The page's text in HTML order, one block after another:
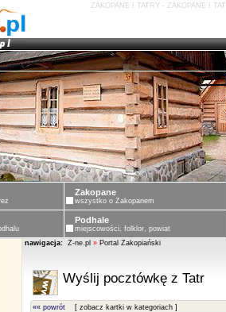
ZAKOPANE I TATRY - ZAKOPANE I
Zakopane
wszystko o Zakopanem
Podhale
miejscowości, folklor, powiat
nawigacja: Z-ne.pl » Portal Zakopiański
Wyślij pocztówkę z Tatr
«« powrót [ zobacz kartki w kategoriach ]